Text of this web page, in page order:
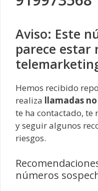
Aviso: Este
parece estar
Hemos recibido
realiza llamadas
te ha contactado, te
y seguir algunos
riesgos.
números